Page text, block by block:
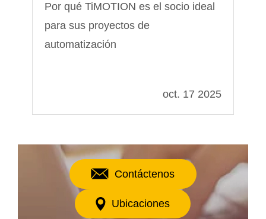
Por qué TiMOTION es el socio ideal
para sus proyectos de
automatización
oct. 17 2025
Contáctenos
Ubicaciones